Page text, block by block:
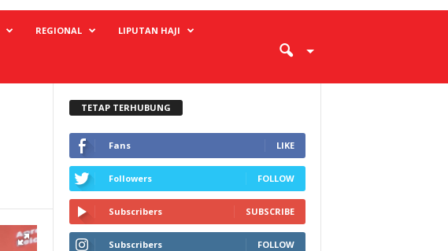
REGIONAL LIPUTAN HAJI
TETAP TERHUBUNG
Fans LIKE
Followers FOLLOW
Subscribers SUBSCRIBE
Subscribers FOLLOW